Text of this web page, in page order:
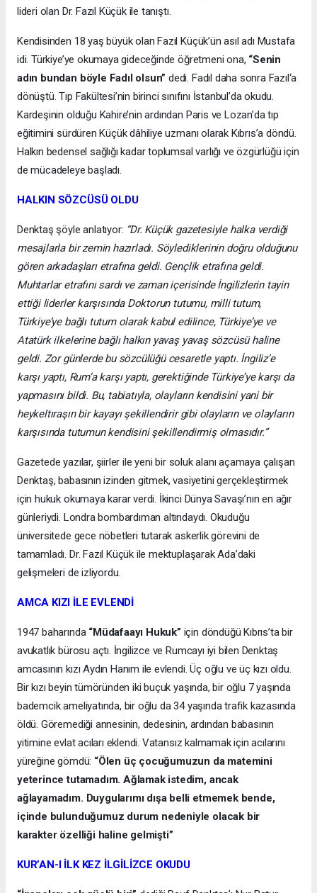
lideri olan Dr. Fazıl Küçük ile tanıştı.
Kendisinden 18 yaş büyük olan Fazıl Küçük’ün asıl adı Mustafa
idi. Türkiye’ye okumaya gideceğinde öğretmeni ona, “Senin
adın bundan böyle Fadıl olsun” dedi. Fadıl daha sonra Fazıl‘a
dönüştü. Tıp Fakültesi’nin birinci sınıfını İstanbul’da okudu.
Kardeşinin olduğu Kahire’nin ardından Paris ve Lozan’da tıp
eğitimini sürdüren Küçük dâhiliye uzmanı olarak Kıbrıs’a döndü.
Halkın bedensel sağlığı kadar toplumsal varlığı ve özgürlüğü için
de mücadeleye başladı.
HALKIN SÖZCÜSÜ OLDU
Denktaş şöyle anlatıyor: “Dr. Küçük gazetesiyle halka verdiği
mesajlarla bir zemin hazırladı. Söylediklerinin doğru olduğunu
gören arkadaşları etrafına geldi. Gençlik etrafına geldi.
Muhtarlar etrafını sardı ve zaman içerisinde İngilizlerin tayin
ettiği liderler karşısında Doktorun tutumu, milli tutum,
Türkiye’ye bağlı tutum olarak kabul edilince, Türkiye’ye ve
Atatürk ilkelerine bağlı halkın yavaş yavaş sözcüsü haline
geldi. Zor günlerde bu sözcülüğü cesaretle yaptı. İngiliz’e
karşı yaptı, Rum’a karşı yaptı, gerektiğinde Türkiye’ye karşı da
yapmasını bildi. Bu, tabiatıyla, olayların kendisini yani bir
heykeltıraşın bir kayayı şekillendirir gibi olayların ve olayların
karşısında tutumun kendisini şekillendirmiş olmasıdır.”
Gazetede yazılar, şiirler ile yeni bir soluk alanı açamaya çalışan
Denktaş, babasının izinden gitmek, vasiyetini gerçekleştirmek
için hukuk okumaya karar verdi. İkinci Dünya Savaşı’nın en ağır
günleriydi. Londra bombardıman altındaydı. Okuduğu
üniversitede gece nöbetleri tutarak askerlik görevini de
tamamladı. Dr. Fazıl Küçük ile mektuplaşarak Ada’daki
gelişmeleri de izliyordu.
AMCA KIZI İLE EVLENDİ
1947 baharında “Müdafaayı Hukuk” için döndüğü Kıbrıs’ta bir
avukatlık bürosu açtı. İngilizce ve Rumcayı iyi bilen Denktaş
amcasının kızı Aydın Hanım ile evlendi. Üç oğlu ve üç kızı oldu.
Bir kızı beyin tümöründen iki buçuk yaşında, bir oğlu 7 yaşında
bademcik ameliyatında, bir oğlu da 34 yaşında trafik kazasında
öldü. Göremediği annesinin, dedesinin, ardından babasının
yitimine evlat acıları eklendi. Vatansız kalmamak için acılarını
yüreğine gömdü: “Ölen üç çocuğumuzun da matemini
yeterince tutamadım. Ağlamak istedim, ancak
ağlayamadım. Duygularımı dışa belli etmemek bende,
içinde bulunduğumuz durum nedeniyle olacak bir
karakter özelliği haline gelmişti”
KUR’AN-I İLK KEZ İLGİLİZCE OKUDU